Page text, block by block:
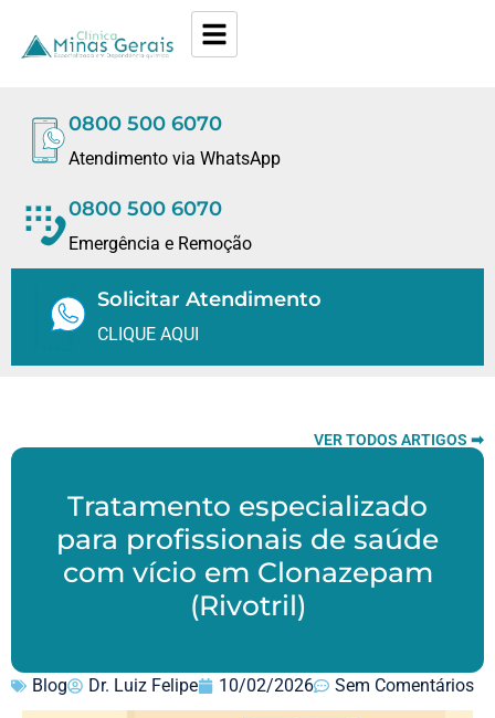
0800 500 6070
Atendimento via WhatsApp
0800 500 6070
Emergência e Remoção
Solicitar Atendimento
CLIQUE AQUI
VER TODOS ARTIGOS ➡
Tratamento especializado
para profissionais de saúde
com vício em Clonazepam
(Rivotril)
Blog Dr. Luiz Felipe 10/02/2026 Sem Comentários